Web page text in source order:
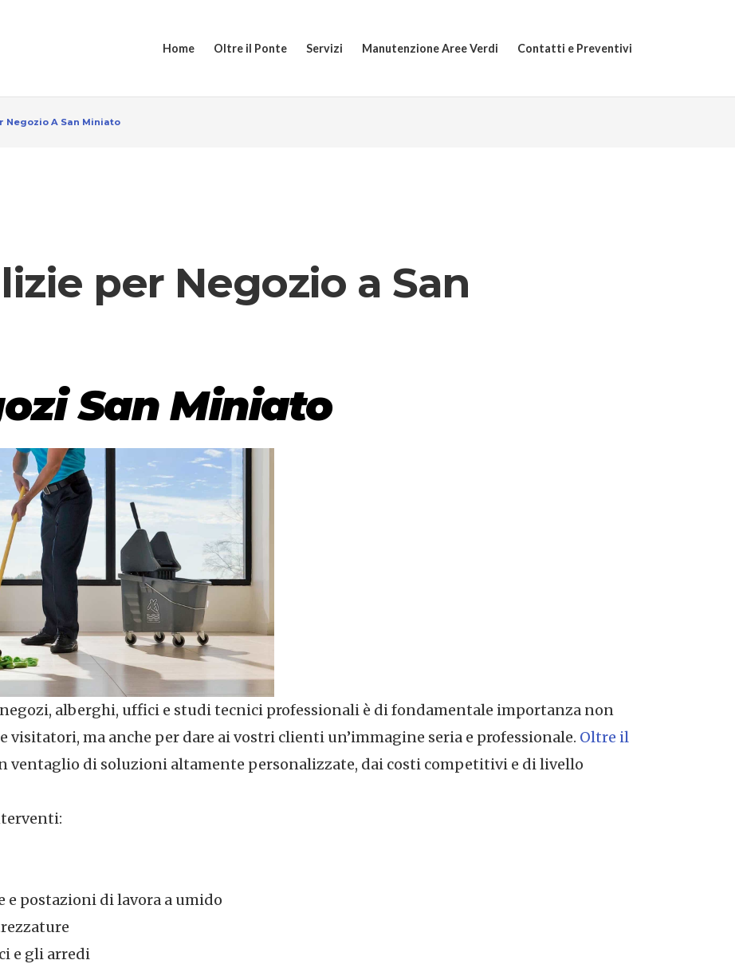
Home Oltre il Ponte Servizi Manutenzione Aree Verdi Contatti e Preventivi
Negozio A San Miniato
per Negozio a San
San Miniato
alberghi, uffici e studi tecnici professionali è di fondamentale importanza non
visitatori, ma anche per dare ai vostri clienti un’immagine seria e professionale. Oltre il
ventaglio di soluzioni altamente personalizzate, dai costi competitivi e di livello
postazioni di lavora a umido
e gli arredi